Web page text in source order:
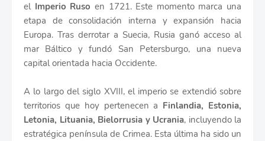
el Imperio Ruso en 1721. Este momento marca una
etapa de consolidación interna y expansión hacia
Europa. Tras derrotar a Suecia, Rusia ganó acceso al
mar Báltico y fundó San Petersburgo, una nueva
capital orientada hacia Occidente.
A lo largo del siglo XVIII, el imperio se extendió sobre
territorios que hoy pertenecen a Finlandia, Estonia,
Letonia, Lituania, Bielorrusia y Ucrania, incluyendo la
estratégica península de Crimea. Esta última ha sido un